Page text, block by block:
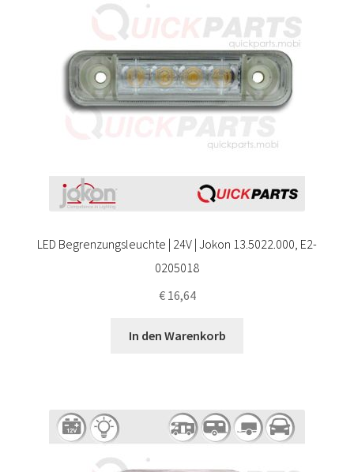
LED Begrenzungsleuchte | 24V | Jokon 13.5022.000, E2-
0205018
€16,64
In den Warenkorb